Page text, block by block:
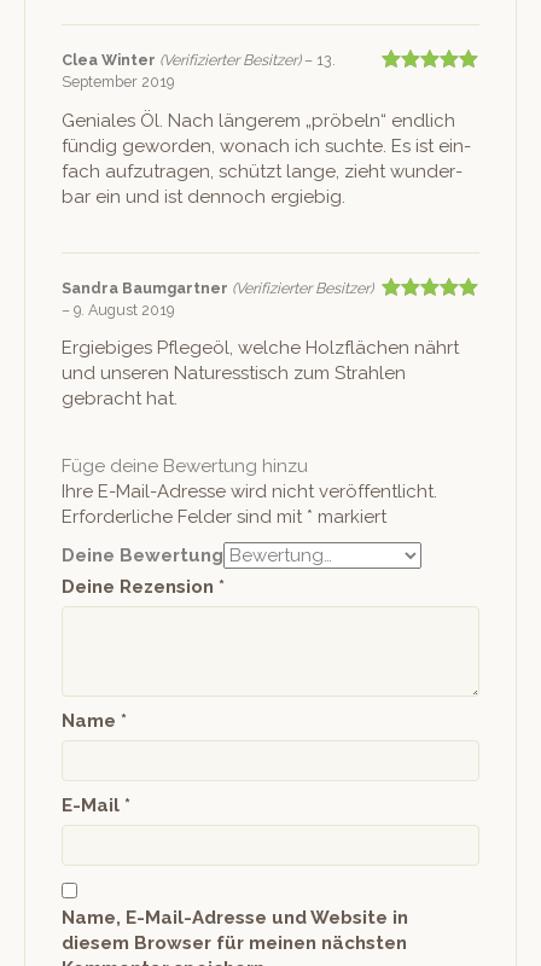
Clea Win­ter (Verifizierter Besitzer) – 13.
September 2019
Geniales Öl. Nach län­gerem „prö­beln“ endlich
fündig gewor­den, wonach ich suchte. Es ist ein­
fach aufzu­tra­gen, schützt lange, zieht wun­der­
bar ein und ist den­noch ergiebig.
San­dra Baumgartner (Verifizierter Besitzer)
– 9. August 2019
Ergiebiges Pflegeöl, welche Holzflächen nährt
und unseren Naturesstisch zum Strahlen
gebracht hat.
Füge deine Bewertung hinzu
Ihre E-Mail-Adresse wird nicht veröffentlicht.
Erforderliche Felder sind mit * markiert
Deine Bewertung
Deine Rezension *
Name *
E-Mail *
Name, E-Mail-Adresse und Website in
diesem Browser für meinen nächsten